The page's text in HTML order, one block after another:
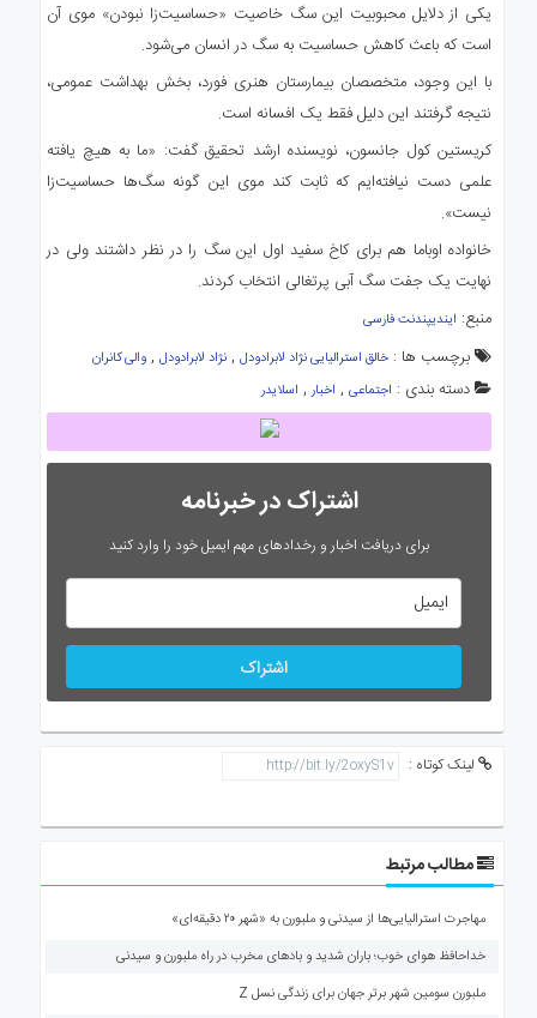
یکی از دلایل محبوبیت این سگ خاصیت «حساسیت‌زا نبودن» موی آن
است که باعث کاهش حساسیت به سگ در انسان می‌شود.
با این وجود، متخصصان بیمارستان هنری فورد، بخش بهداشت عمومی،
نتیجه گرفتند این دلیل فقط یک افسانه است.
کریستین کول جانسون، نویسنده ارشد تحقیق گفت: «ما به هیچ یافته
علمی دست نیافته‌ایم که ثابت کند موی این گونه سگ‌ها حساسیت‌زا
نیست».
خانواده اوباما هم برای کاخ سفید اول این سگ را در نظر داشتند ولی در
نهایت یک جفت سگ آبی پرتغالی انتخاب کردند.
منبع: ایندیپندنت فارسی
برچسب ها : خالق استرالیایی نژاد لابرادودل, نژاد لابرادودل, والی کانران
دسته بندی : اجتماعی, اخبار, اسلایدر
اشتراک در خبرنامه
برای دریافت اخبار و رخدادهای مهم ایمیل خود را وارد کنید
اشتراک
لینک کوتاه :
مطالب مرتبط
مهاجرت استرالیایی‌ها از سیدنی و ملبورن به «شهر ۲۰ دقیقه‌ای»
خداحافظ هوای خوب؛ باران شدید و بادهای مخرب در راه ملبورن و سیدنی
ملبورن سومین شهر برتر جهان برای زندگی نسل Z